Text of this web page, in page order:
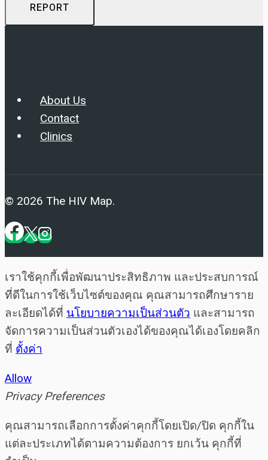
REPORT
About Us
Contact
Clinics
© 2026 The HIV Map.
เราใช้คุกกี้เพื่อพัฒนาประสิทธิภาพ และประสบการณ์
ที่ดีในการใช้เว็บไซต์ของคุณ คุณสามารถศึกษาราย
ละเอียดได้ที่ นโยบายความเป็นส่วนตัว และสามารถ
จัดการความเป็นส่วนตัวเองได้ของคุณได้เองโดยคลิก
ที่ ตั้งค่า
Allow
Privacy Preferences
คุณสามารถเลือกการตั้งค่าคุกกี้โดยเปิด/ปิด คุกกี้ใน
แต่ละประเภทได้ตามความต้องการ ยกเว้น คุกกี้ที่